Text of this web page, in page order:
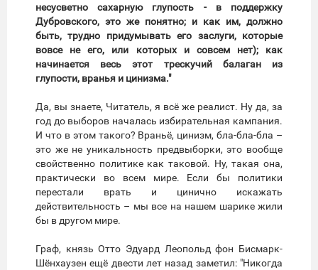
несусветно сахарную глупость - в поддержку
Дубровского, это же понятно; и как им, должно
быть, трудно придумывать его заслуги, которые
вовсе не его, или которых и совсем нет); как
начинается весь этот трескучий балаган из
глупости, вранья и цинизма."
Да, вы знаете, Читатель, я всё же реалист. Ну да, за
год до выборов началась избирательная кампания.
И что в этом такого? Враньё, цинизм, бла-бла-бла –
это же не уникальность предвыборки, это вообще
свойственно политике как таковой. Ну, такая она,
практически во всем мире. Если бы политики
перестали врать и цинично искажать
действительность – мы все на нашем шарике жили
бы в другом мире.
Граф, князь Отто Эдуард Леопольд фон Бисмарк-
Шёнхаузен ещё двести лет назад заметил: "Никогда